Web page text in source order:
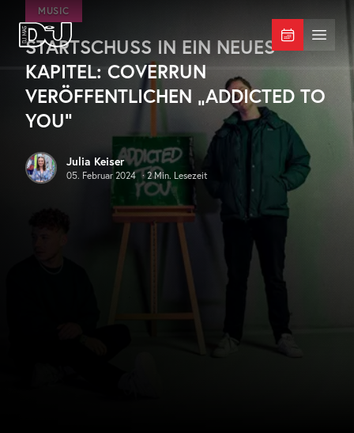
Zum Hauptinhalt springen
DJ Mag Germany Menü
MUSIC
STARTSCHUSS IN EIN NEUES
KAPITEL: COVERRUN
VERÖFFENTLICHEN „ADDICTED TO
YOU“
Julia Keiser
05. Februar 2024 ·2Min. Lesezeit